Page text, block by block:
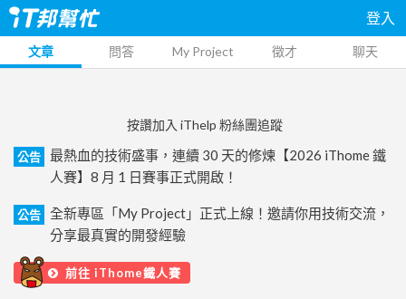
登入
文章 問答 My Project 徵才 聊天
按讚加入 iThelp 粉絲團追蹤
公告
最熱血的技術盛事，連續 30 天的修煉【2026 iThome 鐵
人賽】8 月 1 日賽事正式開啟！
公告
全新專區「My Project」正式上線！邀請你用技術交流，
分享最真實的開發經驗
前往 iThome鐵人賽